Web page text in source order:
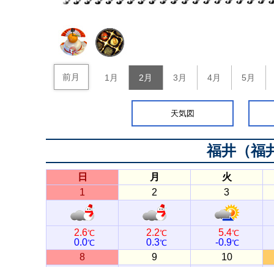
前月 1月 2月 3月 4月 5月
天気図
福井（福
日 月
火
1
2 3
2.6℃
0.0℃
2.2℃
0.3℃
5.4℃
-0.9℃
8 9 10